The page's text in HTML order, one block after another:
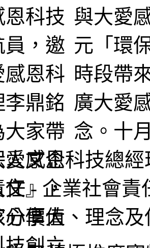
與大愛
元「環
時段帶
廣大愛
念。十
愛感恩科技總
文 - 企業社會
心價值、理念